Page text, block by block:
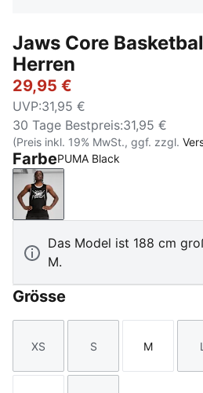
Jaws Core
Herren
29,95 €
UVP:31,95 €
30 Tage Bestpreis:31,95 €
(Preis inkl. 19% MwSt., ggf. zzgl.
FarbePUMA Black
PUMA Black
Das Model ist 188 cm
M.
Grösse
Größe
XS
Größe
S
Größe
M L